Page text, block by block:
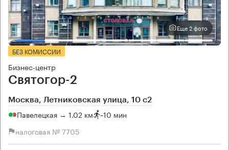
Еще 2 фото
БЕЗ КОМИССИИ
Бизнес-центр
Святогор-2
Москва, Летниковская улица, 10 с2
Павелецкая → 1.02 км ~10 мин
налоговая № 7705